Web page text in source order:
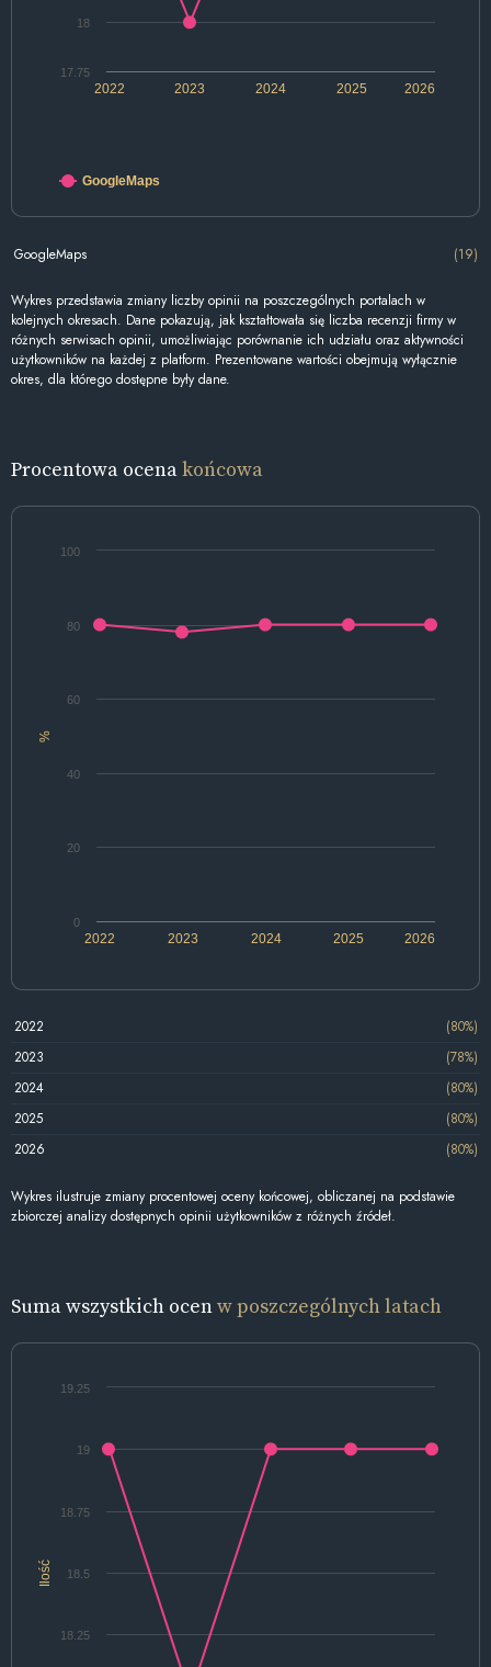
2022 2024 2026
2023 2025
17.75
18
GoogleMaps
GoogleMaps (19)
Wykres przedstawia zmiany liczby opinii na poszczególnych portalach w
kolejnych okresach. Dane pokazują, jak kształtowała się liczba recenzji firmy w
różnych serwisach opinii, umożliwiając porównanie ich udziału oraz aktywności
użytkowników na każdej z platform. Prezentowane wartości obejmują wyłącznie
okres, dla którego dostępne były dane.
Procentowa ocenakońcowa
%
2022 2024 2026
2023 2025
0
20
40
60
80
100
2022
(80%)
2023
(78%)
2024
(80%)
2025
(80%)
2026
(80%)
Wykres ilustruje zmiany procentowej oceny końcowej, obliczanej na podstawie
zbiorczej analizy dostępnych opinii użytkowników z różnych źródeł.
Suma wszystkich ocenw poszczególnych latach
Ilość
18.25
18.5
18.75
19
19.25